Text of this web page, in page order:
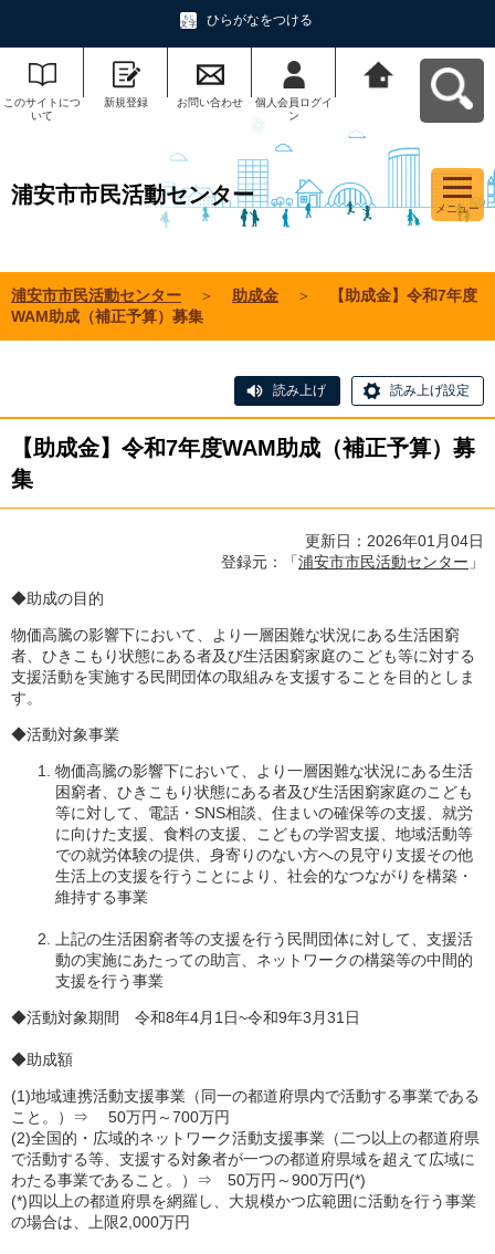
ひらがなをつける
このサイトにつ
いて
新規登録 お問い合わせ
個人会員ログイ
ン
浦安市市民活動センター
メニュー
浦安市市民活動センター ＞ 助成金 ＞
【助成金】令和7年度
WAM助成（補正予算）募集
読み上げ 読み上げ設定
【助成金】令和7年度WAM助成（補正予算）募
集
更新日：2026年01月04日
登録元：「浦安市市民活動センター 」
◆助成の目的
物価高騰の影響下において、より一層困難な状況にある生活困窮
者、ひきこもり状態にある者及び生活困窮家庭のこども等に対する
支援活動を実施する民間団体の取組みを支援することを目的としま
す。
◆活動対象事業
物価高騰の影響下において、より一層困難な状況にある生活
困窮者、ひきこもり状態にある者及び生活困窮家庭のこども
等に対して、電話・SNS相談、住まいの確保等の支援、就労
に向けた支援、食料の支援、こどもの学習支援、地域活動等
での就労体験の提供、身寄りのない方への見守り支援その他
生活上の支援を行うことにより、社会的なつながりを構築・
維持する事業
上記の生活困窮者等の支援を行う民間団体に対して、支援活
動の実施にあたっての助言、ネットワークの構築等の中間的
支援を行う事業
◆活動対象期間 令和8年4月1日~令和9年3月31日
◆助成額
(1)地域連携活動支援事業（同一の都道府県内で活動する事業である
こと。）⇒ 50万円～700万円
(2)全国的・広域的ネットワーク活動支援事業（二つ以上の都道府県
で活動する等、支援する対象者が一つの都道府県域を超えて広域に
わたる事業であること。）⇒ 50万円～900万円(*)
(*)四以上の都道府県を網羅し、大規模かつ広範囲に活動を行う事業
の場合は、上限2,000万円